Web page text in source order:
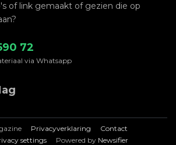
of link gemaakt of gezien die op
72
via Whatsapp
Privacyverklaring
Contact
settings Powered by Newsifier